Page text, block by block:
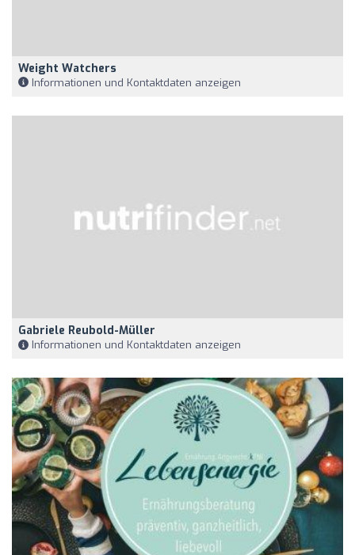
Weight Watchers
Informationen und Kontaktdaten anzeigen
Gabriele Reubold-Müller
Informationen und Kontaktdaten anzeigen